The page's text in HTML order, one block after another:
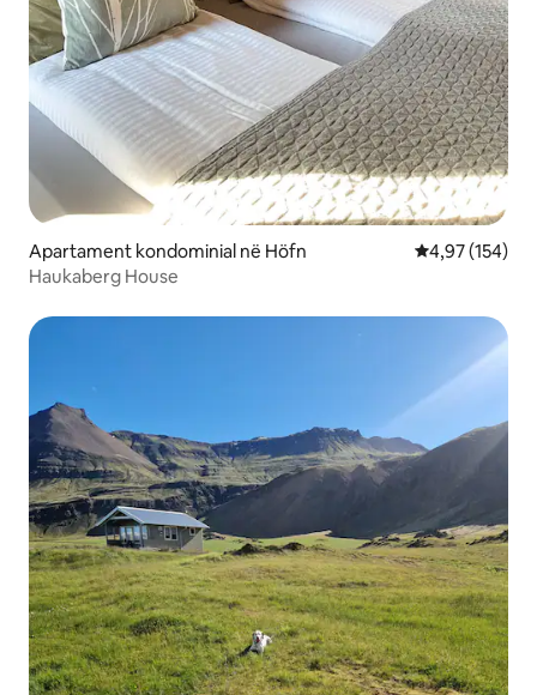
Apartament kondominial në Höfn Vlerësimi
4,97 (154)
Haukaberg House